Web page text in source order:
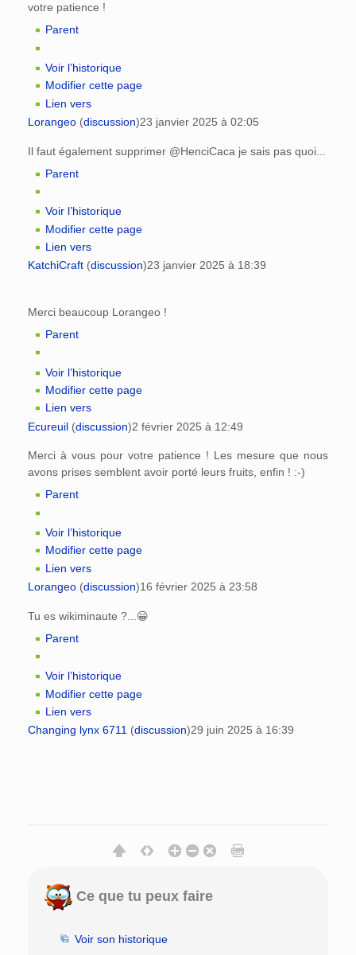
votre patience !
Parent
Voir l’historique
Modifier cette page
Lien vers
Lorangeo (discussion)23 janvier 2025 à 02:05
Il faut également supprimer @HenciCaca je sais pas quoi...
Parent
Voir l’historique
Modifier cette page
Lien vers
KatchiCraft (discussion)23 janvier 2025 à 18:39
Merci beaucoup Lorangeo !
Parent
Voir l’historique
Modifier cette page
Lien vers
Ecureuil (discussion)2 février 2025 à 12:49
Merci à vous pour votre patience ! Les mesure que nous
avons prises semblent avoir porté leurs fruits, enfin ! :-)
Parent
Voir l’historique
Modifier cette page
Lien vers
Lorangeo (discussion)16 février 2025 à 23:58
Tu es wikiminaute ?...😀
Parent
Voir l’historique
Modifier cette page
Lien vers
Changing lynx 6711 (discussion)29 juin 2025 à 16:39
Ce que tu peux faire
Voir son historique